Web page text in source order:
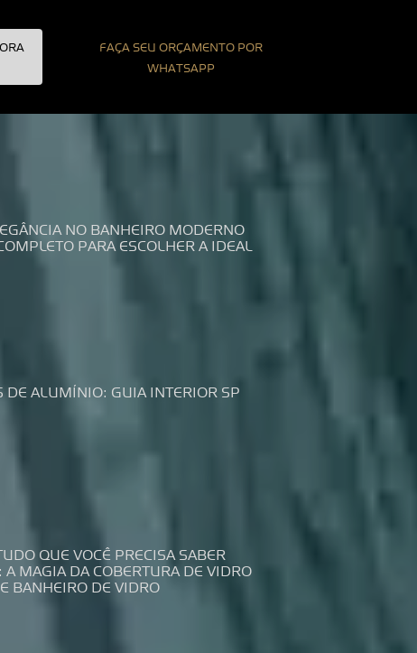
FAÇA SEU ORÇAMENTO POR
WHATSAPP
NO BANHEIRO MODERNO
PARA ESCOLHER A IDEAL
DE ALUMÍNIO: GUIA INTERIOR SP
QUE VOCÊ PRECISA SABER
A MAGIA DA COBERTURA DE VIDRO
BANHEIRO DE VIDRO